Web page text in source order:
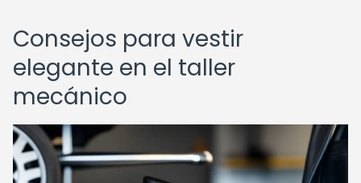
Consejos para vestir
elegante en el taller
mecánico